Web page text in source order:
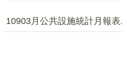
10903月公共設施統計月報